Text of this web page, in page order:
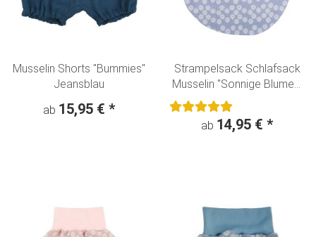
Musselin Shorts "Bummies"
Jeansblau
ab 15,95 € *
Strampelsack Schlafsack
Musselin "Sonnige Blumen"
hellblau
ab 14,95 € *